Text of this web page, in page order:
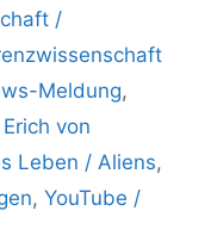
/
Meldung,
von
Leben / Aliens,
, YouTube /